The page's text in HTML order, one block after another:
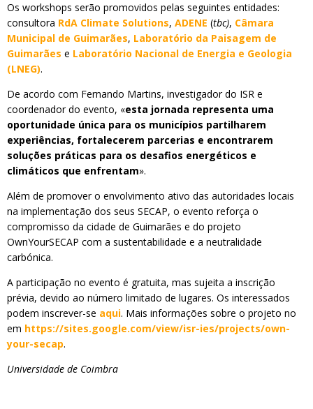
Os workshops serão promovidos pelas seguintes entidades:
consultora RdA Climate Solutions, ADENE (tbc), Câmara
Municipal de Guimarães, Laboratório da Paisagem de
Guimarães e Laboratório Nacional de Energia e Geologia
(LNEG).
De acordo com Fernando Martins, investigador do ISR e
coordenador do evento, «esta jornada representa uma
oportunidade única para os municípios partilharem
experiências, fortalecerem parcerias e encontrarem
soluções práticas para os desafios energéticos e
climáticos que enfrentam».
Além de promover o envolvimento ativo das autoridades locais
na implementação dos seus SECAP, o evento reforça o
compromisso da cidade de Guimarães e do projeto
OwnYourSECAP com a sustentabilidade e a neutralidade
carbónica.
A participação no evento é gratuita, mas sujeita a inscrição
prévia, devido ao número limitado de lugares. Os interessados
podem inscrever-se aqui. Mais informações sobre o projeto no
em https://sites.google.com/view/isr-ies/projects/own-
your-secap.
Universidade de Coimbra